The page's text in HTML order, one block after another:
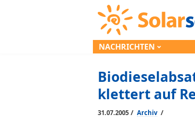
NACHRICHTEN
klettert auf
31.07.2005 / Archiv /